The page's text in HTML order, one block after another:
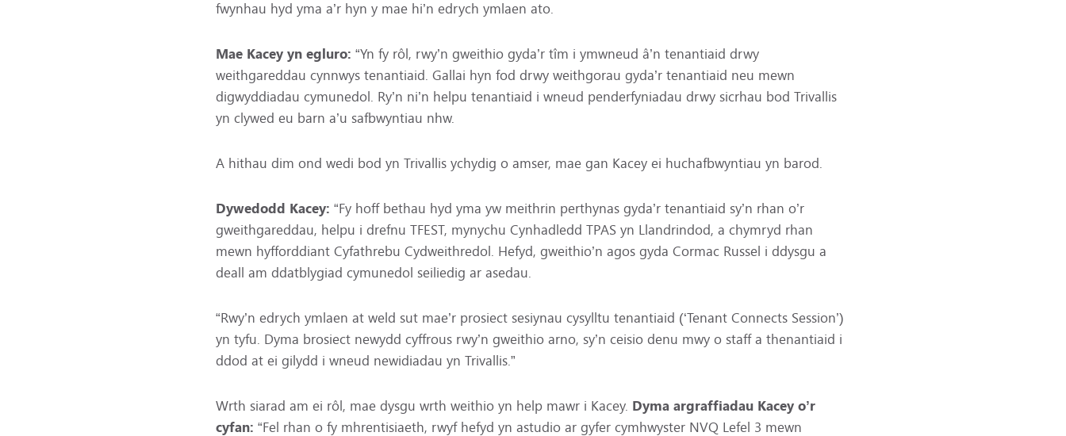
fwynhau hyd yma a’r hyn y mae hi’n edrych ymlaen ato.
Mae Kacey yn egluro: “Yn fy rôl, rwy’n gweithio gyda’r tîm i ymwneud â’n tenantiaid drwy
weithgareddau cynnwys tenantiaid. Gallai hyn fod drwy weithgorau gyda’r tenantiaid neu mewn
digwyddiadau cymunedol. Ry’n ni’n helpu tenantiaid i wneud penderfyniadau drwy sicrhau bod Trivallis
yn clywed eu barn a’u safbwyntiau nhw.
A hithau dim ond wedi bod yn Trivallis ychydig o amser, mae gan Kacey ei huchafbwyntiau yn barod.
Dywedodd Kacey:“Fy hoff bethau hyd yma yw meithrin perthynas gyda’r tenantiaid sy’n rhan o’r
gweithgareddau, helpu i drefnu TFEST, mynychu Cynhadledd TPAS yn Llandrindod, a chymryd rhan
mewn hyfforddiant Cyfathrebu Cydweithredol. Hefyd, gweithio’n agos gyda Cormac Russel i ddysgu a
deall am ddatblygiad cymunedol seiliedig ar asedau.
“Rwy’n edrych ymlaen at weld sut mae’r prosiect sesiynau cysylltu tenantiaid (‘Tenant Connects Session’)
yn tyfu. Dyma brosiect newydd cyffrous rwy’n gweithio arno, sy’n ceisio denu mwy o staff a thenantiaid i
ddod at ei gilydd i wneud newidiadau yn Trivallis.”
Wrth siarad am ei rôl, mae dysgu wrth weithio yn help mawr i Kacey. Dyma argraffiadau Kacey o’r
cyfan:“Fel rhan o fy mhrentisiaeth, rwyf hefyd yn astudio ar gyfer cymhwyster NVQ Lefel 3 mewn